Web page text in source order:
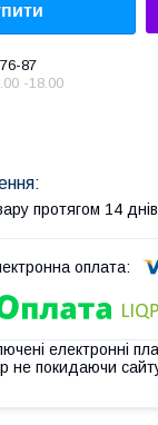
87
-18.00
протягом 14 днів
електронні
не покидаючи